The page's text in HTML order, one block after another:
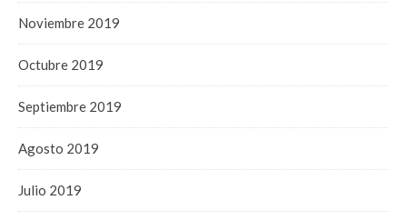
Noviembre 2019
Octubre 2019
Septiembre 2019
Agosto 2019
Julio 2019